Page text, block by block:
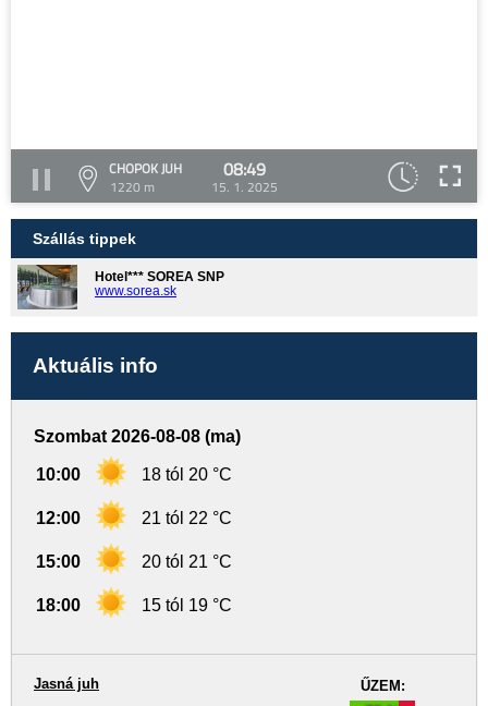
CHOPOK JUH
1220 m
08:49
15. 1. 2025
Szállás tippek
Hotel*** SOREA SNP
www.sorea.sk
Aktuális info
Szombat 2026-08-08 (ma)
10:00 18 tól 20 °C
12:00 21 tól 22 °C
15:00 20 tól 21 °C
18:00 15 tól 19 °C
ŰZEM:
Jasná juh